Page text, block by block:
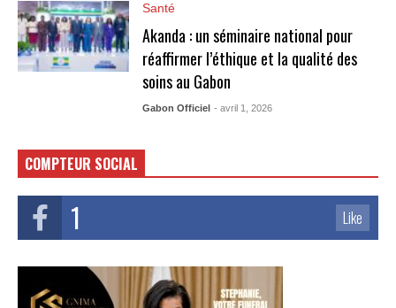
Santé
Akanda : un séminaire national pour
réaffirmer l’éthique et la qualité des
soins au Gabon
Gabon Officiel - avril 1, 2026
COMPTEUR SOCIAL
1 Like